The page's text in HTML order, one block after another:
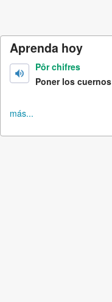
Aprenda hoy
Pôr chifres
Poner los cuernos
más...